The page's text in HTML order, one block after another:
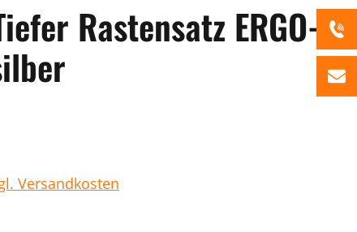
Rastensatz ERGO-
Versandkosten